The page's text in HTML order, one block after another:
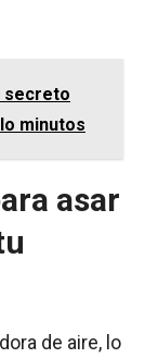
secreto
minutos
asar
de aire, lo